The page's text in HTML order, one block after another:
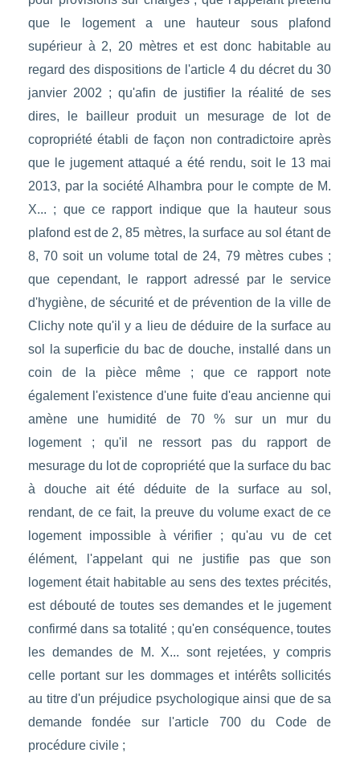
que le logement a une hauteur sous plafond
supérieur à 2, 20 mètres et est donc habitable au
regard des dispositions de l'article 4 du décret du 30
janvier 2002 ; qu'afin de justifier la réalité de ses
dires, le bailleur produit un mesurage de lot de
copropriété établi de façon non contradictoire après
que le jugement attaqué a été rendu, soit le 13 mai
2013, par la société Alhambra pour le compte de M.
X... ; que ce rapport indique que la hauteur sous
plafond est de 2, 85 mètres, la surface au sol étant de
8, 70 soit un volume total de 24, 79 mètres cubes ;
que cependant, le rapport adressé par le service
d'hygiène, de sécurité et de prévention de la ville de
Clichy note qu'il y a lieu de déduire de la surface au
sol la superficie du bac de douche, installé dans un
coin de la pièce même ; que ce rapport note
également l'existence d'une fuite d'eau ancienne qui
amène une humidité de 70 % sur un mur du
logement ; qu'il ne ressort pas du rapport de
mesurage du lot de copropriété que la surface du bac
à douche ait été déduite de la surface au sol,
rendant, de ce fait, la preuve du volume exact de ce
logement impossible à vérifier ; qu'au vu de cet
élément, l'appelant qui ne justifie pas que son
logement était habitable au sens des textes précités,
est débouté de toutes ses demandes et le jugement
confirmé dans sa totalité ; qu'en conséquence, toutes
les demandes de M. X... sont rejetées, y compris
celle portant sur les dommages et intérêts sollicités
au titre d'un préjudice psychologique ainsi que de sa
demande fondée sur l'article 700 du Code de
procédure civile ;